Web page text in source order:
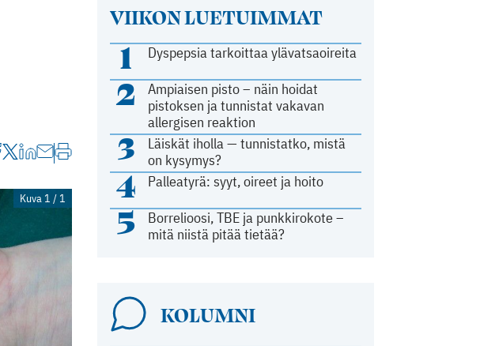
VIIKON LUETUIMMAT
1 Dyspepsia tarkoittaa ylävatsaoireita
2
Ampiaisen pisto – näin hoidat
pistoksen ja tunnistat vakavan
allergisen reaktion
3
Läiskät iholla — tunnistatko, mistä
on kysymys?
4 Palleatyrä: syyt, oireet ja hoito
5
Borrelioosi, TBE ja punkkirokote –
mitä niistä pitää tietää?
KOLUMNI
Kuva 1 / 1